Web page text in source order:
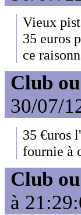
Vieux
35 euros
ce
Club
30/07/
35 €uros
fournie à
Club
à